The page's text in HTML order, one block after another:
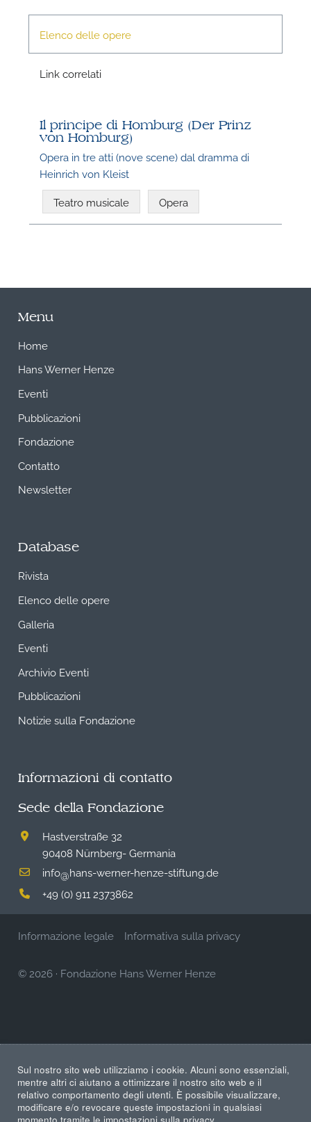
Elenco delle opere
Link correlati
Il principe di Homburg (Der Prinz
von Homburg)
Opera in tre atti (nove scene) dal dramma di
Heinrich von Kleist
Teatro musicale Opera
Menu
Home
Hans Werner Henze
Eventi
Pubblicazioni
Fondazione
Contatto
Newsletter
Database
Rivista
Elenco delle opere
Galleria
Eventi
Archivio Eventi
Pubblicazioni
Notizie sulla Fondazione
Informazioni di contatto
Sede della Fondazione
Hastverstraße 32
90408 Nürnberg- Germania
info@hans-werner-henze-stiftung.de
+49 (0) 911 2373862
Informazione legale Informativa sulla privacy
© 2026 · Fondazione Hans Werner Henze
Sul nostro sito web utilizziamo i cookie. Alcuni sono essenziali,
mentre altri ci aiutano a ottimizzare il nostro sito web e il
relativo comportamento degli utenti. È possibile visualizzare,
modificare e/o revocare queste impostazioni in qualsiasi